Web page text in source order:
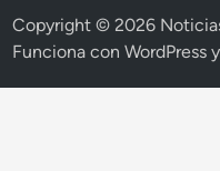
Copyright © 2026
Funciona conWordPress y